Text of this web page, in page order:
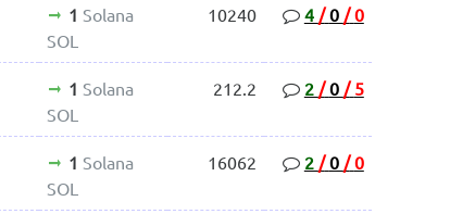
1 Solana
SOL
10240 4 / 0 / 0
1 Solana
SOL
212.2 2 / 0 / 5
1 Solana
SOL
16062 2 / 0 / 0